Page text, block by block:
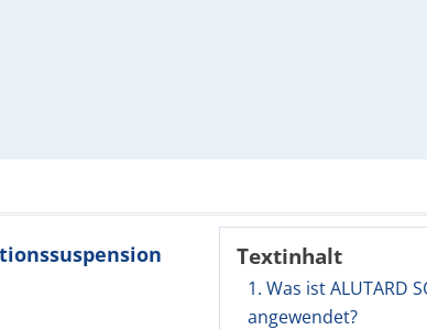
Textinhalt
1. Was ist ALUTARD
angewendet?